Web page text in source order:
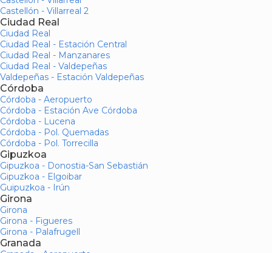
Castellón - Villarreal 2
Ciudad Real
Ciudad Real
Ciudad Real - Estación Central
Ciudad Real - Manzanares
Ciudad Real - Valdepeñas
Valdepeñas - Estación Valdepeñas
Córdoba
Córdoba - Aeropuerto
Córdoba - Estación Ave Córdoba
Córdoba - Lucena
Córdoba - Pol. Quemadas
Córdoba - Pol. Torrecilla
Gipuzkoa
Gipuzkoa - Donostia-San Sebastián
Gipuzkoa - Elgoibar
Guipuzkoa - Irún
Girona
Girona
Girona - Figueres
Girona - Palafrugell
Granada